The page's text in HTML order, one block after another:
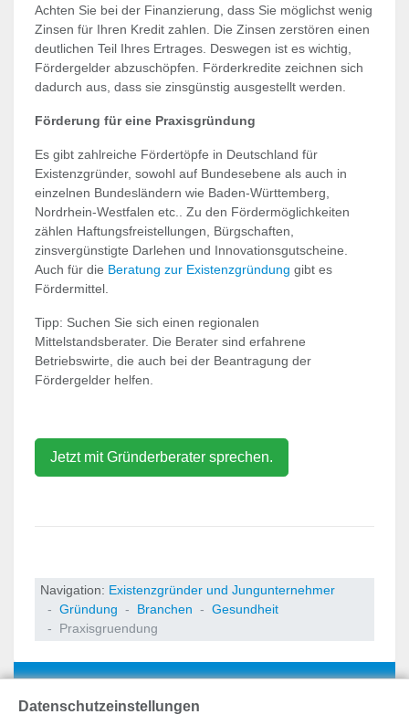
Achten Sie bei der Finanzierung, dass Sie möglichst wenig
Zinsen für Ihren Kredit zahlen. Die Zinsen zerstören einen
deutlichen Teil Ihres Ertrages. Deswegen ist es wichtig,
Fördergelder abzuschöpfen. Förderkredite zeichnen sich
dadurch aus, dass sie zinsgünstig ausgestellt werden.
Förderung für eine Praxisgründung
Es gibt zahlreiche Fördertöpfe in Deutschland für
Existenzgründer, sowohl auf Bundesebene als auch in
einzelnen Bundesländern wie Baden-Württemberg,
Nordrhein-Westfalen etc.. Zu den Fördermöglichkeiten
zählen Haftungsfreistellungen, Bürgschaften,
zinsvergünstigte Darlehen und Innovationsgutscheine.
Auch für die Beratung zur Existenzgründung gibt es
Fördermittel.
Tipp: Suchen Sie sich einen regionalen
Mittelstandsberater. Die Berater sind erfahrene
Betriebswirte, die auch bei der Beantragung der
Fördergelder helfen.
Jetzt mit Gründerberater sprechen.
Navigation: Existenzgründer und Jungunternehmer
Gründung
Branchen
Gesundheit
Praxisgruendung
Datenschutzeinstellungen